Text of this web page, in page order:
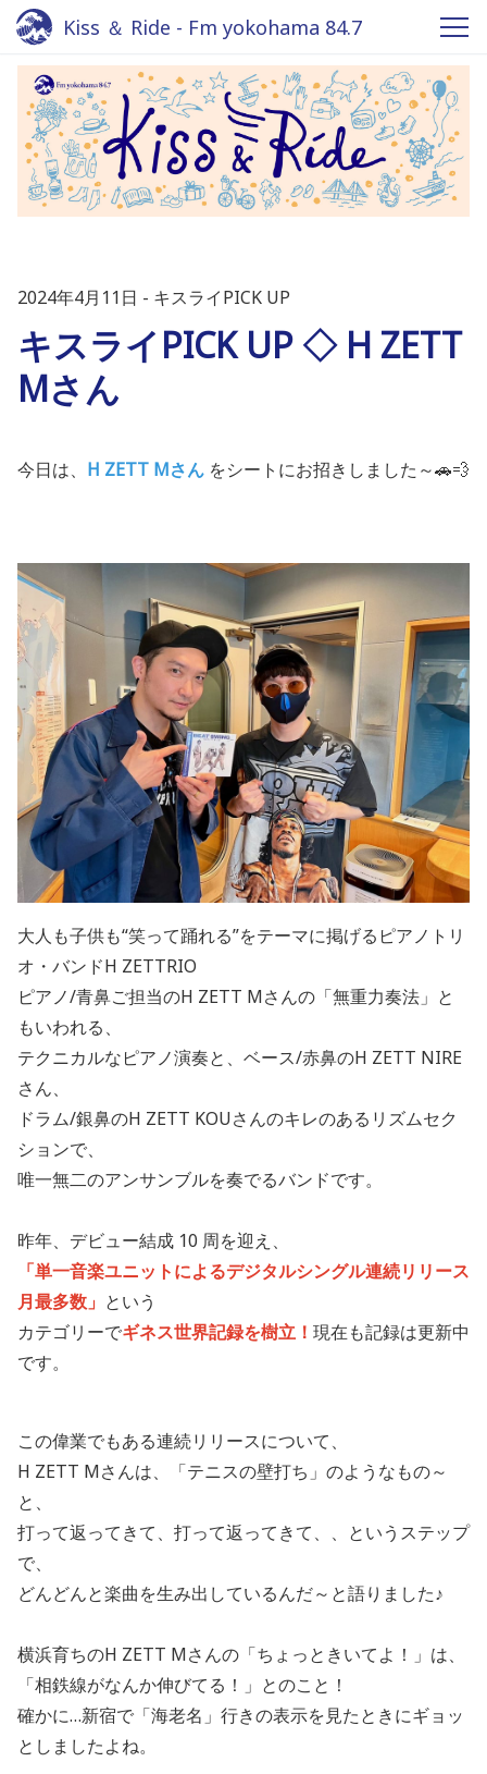
Kiss ＆ Ride - Fm yokohama 84.7
2024年4月11日 キスライPICK UP
キスライPICK UP ◇ H ZETT
Mさん
今日は、 H ZETT Mさん をシートにお招きしました～🚗💨
大人も子供も“笑って踊れる”をテーマに掲げるピアノトリ
オ・バンドH ZETTRIO
ピアノ/青鼻ご担当のH ZETT Mさんの「無重力奏法」と
もいわれる、
テクニカルなピアノ演奏と、ベース/赤鼻のH ZETT NIRE
さん、
ドラム/銀鼻のH ZETT KOUさんのキレのあるリズムセク
ションで、
唯一無二のアンサンブルを奏でるバンドです。
昨年、デビュー結成 10 周を迎え、
「単一音楽ユニットによるデジタルシングル連続リリース
月最多数」 という
カテゴリーでギネス世界記録を樹立！ 現在も記録は更新中
です。
この偉業でもある連続リリースについて、
H ZETT Mさんは、「テニスの壁打ち」のようなもの～
と、
打って返ってきて、打って返ってきて、、というステップ
で、
どんどんと楽曲を生み出しているんだ～と語りました♪
横浜育ちのH ZETT Mさんの「ちょっときいてよ！」は、
「相鉄線がなんか伸びてる！」とのこと！
確かに…新宿で「海老名」行きの表示を見たときにギョッ
としましたよね。